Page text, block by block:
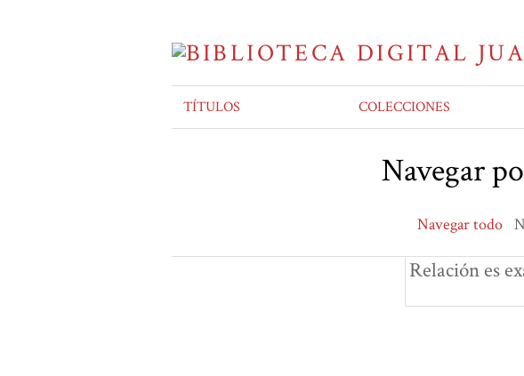
TÍTULOS COLECCIONES
Navegar
Navegar todo
Relación es